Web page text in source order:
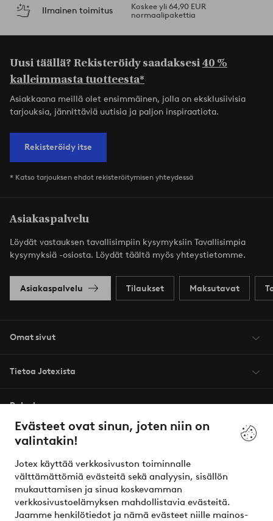
Evästeet ovat sinun, joten niin on
valintakin!
Jotex käyttää verkkosivuston toiminnalle
välttämättömiä evästeitä sekä analyysin, sisällön
mukauttamisen ja sinua koskevamman
verkkosivustoelämyksen mahdollistavia evästeitä.
Jaamme henkilötiedot ja nämä evästeet niille mainos-
Ilmainen toimitus
Koskee yli 64,90 EUR
normaalipakettia
Uusi täällä? Rekisteröidy saadaksesi40 %
kalleimmasta tuotteesta*
Asiakkaana meillä olet ensimmäinen, jolla on eksklusiivisia
tarjouksia, jännittäviä uutisia ja paljon inspiraatiota.
Rekisteröidy itse
* Katso tarjouksen ehdot rekisteröitymisen yhteydessä
Asiakaspalvelu
Löydät vastauksen tavallisimpiin kysymyksiin Tavallisimpia
kysymyksiä -osiosta. Löydät täältä myös yhteystietomme.
Asiakaspalvelu Tilaukset Maksutavat
Omat sivut
Tietoa Jotexista
Palvelumme
Ehdot
Ystävät